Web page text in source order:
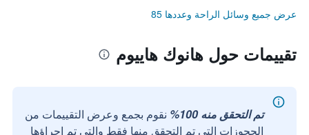
عرض جميع وسائل الراحة وعددها 85
تقييمات حول هانوك هاييوم
تم التحقق منه 100%
نقوم بجمع وعرض التقييمات من
الحجوزات التي تم التحقق منها فقط والتي تم إجراؤها